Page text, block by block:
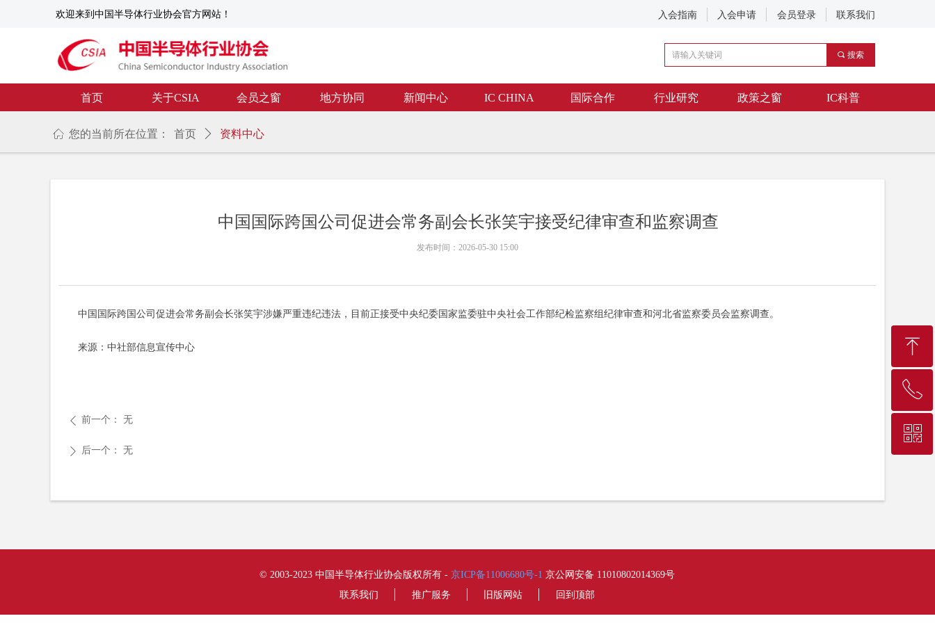
首页 关于CSIA 会员之窗 地方协同 新闻中心 IC CHINA 国际合作 行业研究 政策之窗 IC科普
끠 搜索
欢迎来到中国半导体行业协会官方网站！ 入会指南 入会申请 会员登录 联系我们
ꀇ 您的当前所在位置： 首页 ꄲ 资料中心
发布时间： 2026-05-30 15:00
中国国际跨国公司促进会常务副会长张笑宇接受纪律审查和监察调查
中国国际跨国公司促进会常务副会长张笑宇涉嫌严重违纪违法，目前正接受中央纪委国家监委驻中央社会工作部纪检监察组纪律审查和河北省监察委员会监察调查。
来源：中社部信息宣传中心
ꄴ 前一个： 无
ꄲ 后一个： 无
© 2003-2023 中国半导体行业协会版权所有 - 京ICP备11006680号-1 京公网安备 11010802014369号
联系我们
推广服务 旧版网站 回到顶部
ꁸ
回到顶部
ꂅ
010-68207275
ꀥ